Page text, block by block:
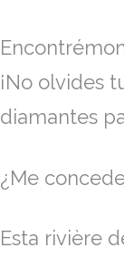
¡No olvides
diamantes
¿Me
Esta rivière